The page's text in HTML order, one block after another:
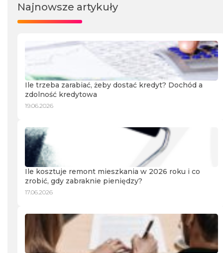
Najnowsze artykuły
Ile trzeba zarabiać, żeby dostać kredyt? Dochód a
zdolność kredytowa
19.06.2026
Ile kosztuje remont mieszkania w 2026 roku i co
zrobić, gdy zabraknie pieniędzy?
17.06.2026